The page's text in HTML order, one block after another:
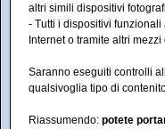
altri simili dispositivi
- Tutti i dispositivi
Internet o tramite altri
Saranno eseguiti controlli
qualsivoglia tipo di
Riassumendo: potete